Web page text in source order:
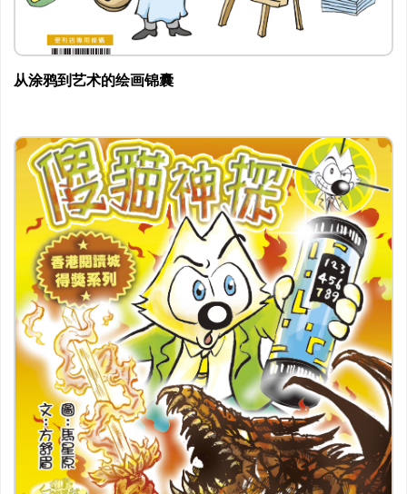
从涂鸦到艺术的绘画锦囊